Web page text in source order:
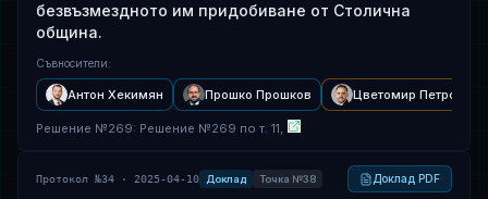
безвъзмездното им придобиване от Столична
община.
Съвносители:
Антон Хекимян Прошко Прошков Цветомир Петров
Решение №269: Решение №269 по т. 11,
Протокол №34 · 2025-04-10 Доклад Точка №38 Доклад PDF